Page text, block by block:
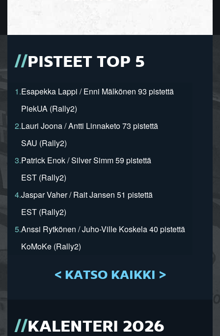
PISTEET TOP 5
1.Esapekka Lappi / Enni Mälkönen 93 pistettä
PiekUA (Rally2)
2.Lauri Joona / Antti Linnaketo 73 pistettä
SAU (Rally2)
3.Patrick Enok / Silver Simm 59 pistettä
EST (Rally2)
4.Jaspar Vaher / Rait Jansen 51 pistettä
EST (Rally2)
5.Anssi Rytkönen / Juho-Ville Koskela 40 pistettä
KoMoKe (Rally2)
< KATSO KAIKKI >
KALENTERI 2026